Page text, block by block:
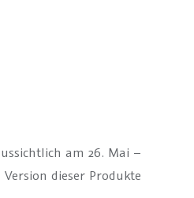
am 26. Mai –
dieser Produkte